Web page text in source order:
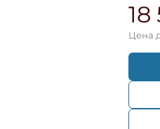
18
Цена